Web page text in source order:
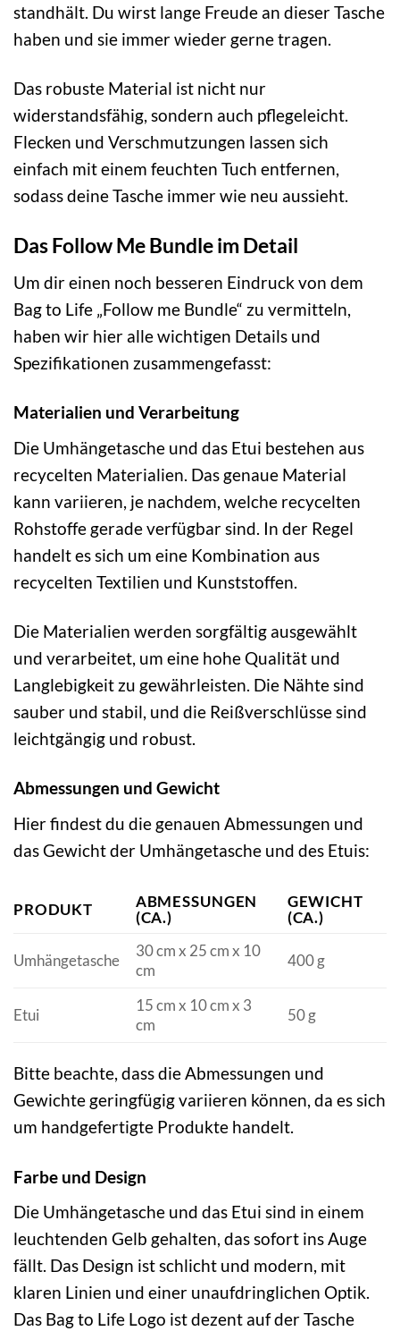
standhält. Du wirst lange Freude an dieser Tasche
haben und sie immer wieder gerne tragen.
Das robuste Material ist nicht nur
widerstandsfähig, sondern auch pflegeleicht.
Flecken und Verschmutzungen lassen sich
einfach mit einem feuchten Tuch entfernen,
sodass deine Tasche immer wie neu aussieht.
Das Follow Me Bundle im Detail
Um dir einen noch besseren Eindruck von dem
Bag to Life „Follow me Bundle“ zu vermitteln,
haben wir hier alle wichtigen Details und
Spezifikationen zusammengefasst:
Materialien und Verarbeitung
Die Umhängetasche und das Etui bestehen aus
recycelten Materialien. Das genaue Material
kann variieren, je nachdem, welche recycelten
Rohstoffe gerade verfügbar sind. In der Regel
handelt es sich um eine Kombination aus
recycelten Textilien und Kunststoffen.
Die Materialien werden sorgfältig ausgewählt
und verarbeitet, um eine hohe Qualität und
Langlebigkeit zu gewährleisten. Die Nähte sind
sauber und stabil, und die Reißverschlüsse sind
leichtgängig und robust.
Abmessungen und Gewicht
Hier findest du die genauen Abmessungen und
das Gewicht der Umhängetasche und des Etuis:
PRODUKT
ABMESSUNGEN
(CA.)
GEWICHT
(CA.)
Umhängetasche
30 cm x 25 cm x 10
cm
400 g
Etui
15 cm x 10 cm x 3
cm
50 g
Bitte beachte, dass die Abmessungen und
Gewichte geringfügig variieren können, da es sich
um handgefertigte Produkte handelt.
Farbe und Design
Die Umhängetasche und das Etui sind in einem
leuchtenden Gelb gehalten, das sofort ins Auge
fällt. Das Design ist schlicht und modern, mit
klaren Linien und einer unaufdringlichen Optik.
Das Bag to Life Logo ist dezent auf der Tasche